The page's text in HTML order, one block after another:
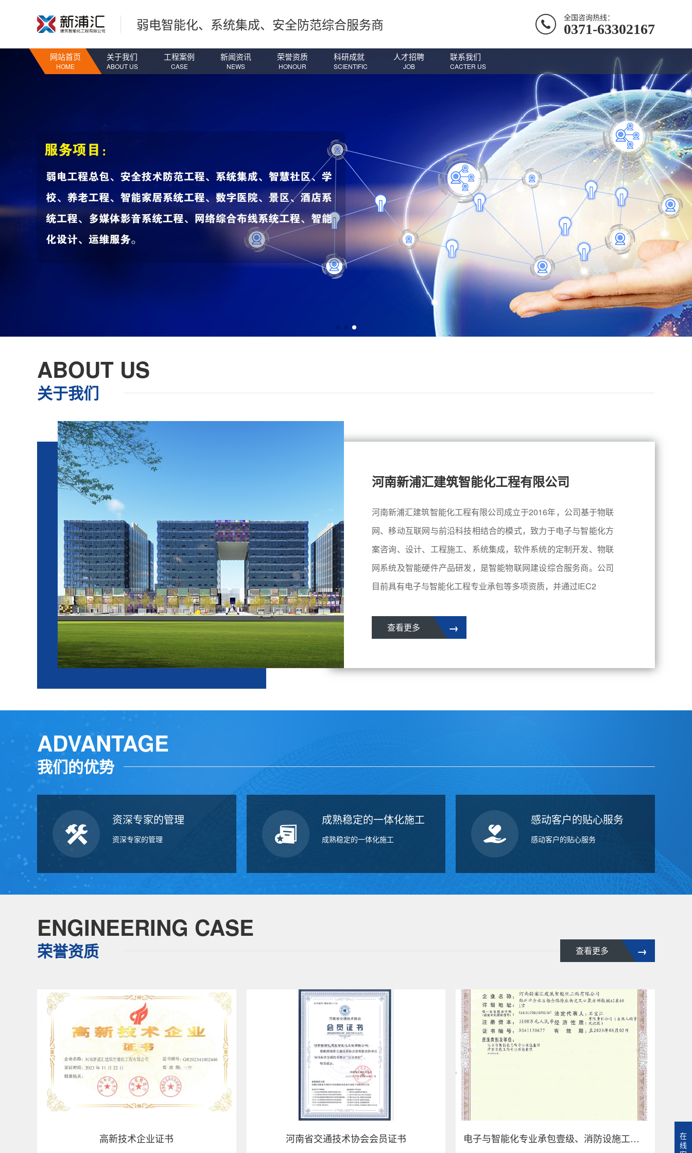
弱电智能化、系统集成、安全防范综合服务商 全国咨询热线：
0371-63302167
网站首页
HOME
关于我们
ABOUT US
工程案例
CASE
新闻资讯
NEWS
荣誉资质
HONOUR
科研成就
SCIENTIFIC
人才招聘
JOB
联系我们
CACTER US
ABOUT US
关于我们
河南新浦汇建筑智能化工程有限公司
河南新浦汇建筑智能化工程有限公司成立于2016年，公司基于物联
网、移动互联网与前沿科技相结合的模式，致力于电子与智能化方
案咨询、设计、工程施工、系统集成，软件系统的定制开发、物联
网系统及智能硬件产品研发，是智能物联网建设综合服务商。公司
目前具有电子与智能化工程专业承包等多项资质，并通过IEC2
→
查看更多
ADVANTAGE
我们的优势
资深专家的管理
资深专家的管理
成熟稳定的一体化施工
成熟稳定的一体化施工
感动客户的贴心服务
感动客户的贴心服务
ENGINEERING CASE
荣誉资质 →
查看更多
高新技术企业证书 河南省交通技术协会会员证书 电子与智能化专业承包壹级、消防设施工程专业承包壹级资质证书
在
线